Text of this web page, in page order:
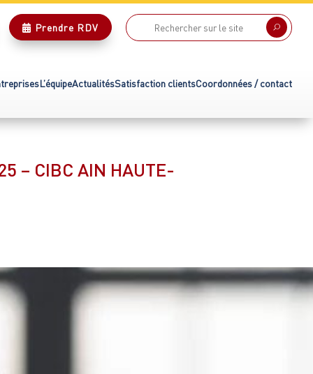
 Prendre RDV U
L’équipeActualitésSatisfaction clientsCoordonnées / contact
– CIBC AIN HAUTE-